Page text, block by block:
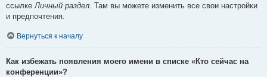
ссылке Личный раздел . Там вы можете изменить все свои настройки
и предпочтения.
Вернуться к началу
Как избежать появления моего имени в списке «Кто сейчас на
конференции»?